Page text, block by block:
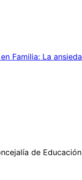
Familia: La
de